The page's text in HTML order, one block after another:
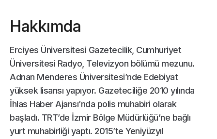
Hakkımda
Erciyes Üniversitesi Gazetecilik, Cumhuriyet
Üniversitesi Radyo, Televizyon bölümü mezunu.
Adnan Menderes Üniversitesi’nde Edebiyat
yüksek lisansı yapıyor. Gazeteciliğe 2010 yılında
İhlas Haber Ajansı’nda polis muhabiri olarak
başladı. TRT’de İzmir Bölge Müdürlüğü’ne bağlı
yurt muhabirliği yaptı. 2015’te Yeniyüzyıl